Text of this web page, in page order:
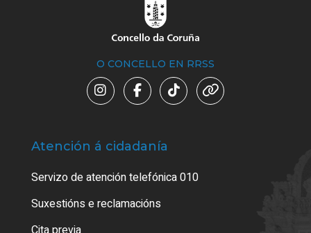
O CONCELLO EN RRSS
Atención á cidadanía
Servizo de atención telefónica 010
Suxestións e reclamacións